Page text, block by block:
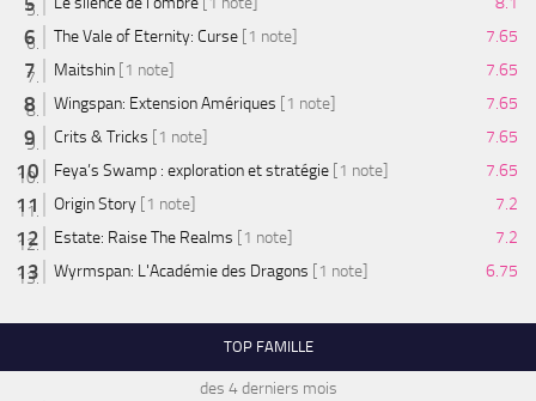
The Vale of Eternity: Curse [1 note]
7.65
Maitshin [1 note]
7.65
Wingspan: Extension Amériques [1 note]
7.65
Crits & Tricks [1 note]
7.65
Feya’s Swamp : exploration et stratégie [1 note]
7.65
Origin Story [1 note]
7.2
Estate: Raise The Realms [1 note]
7.2
Wyrmspan: L'Académie des Dragons [1 note] 6.75
TOP FAMILLE
des 4 derniers mois